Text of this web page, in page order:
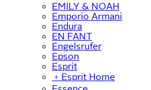
EMILY & NOAH
Emporio Armani
Endura
EN FANT
Engelsrufer
Epson
Esprit
﹢ Esprit Home